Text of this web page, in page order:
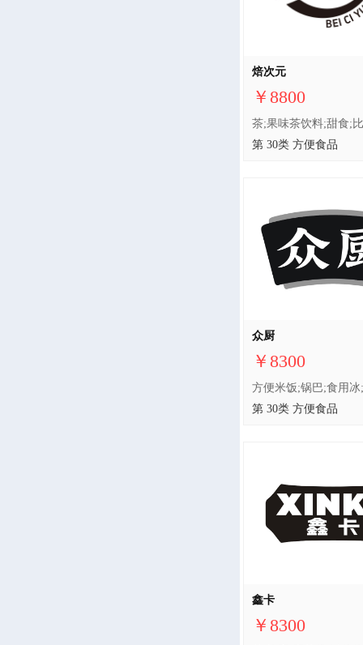
焙次元
￥8800
第 30类 方便食品
众厨
￥8300
第 30类 方便食品
鑫卡
￥8300